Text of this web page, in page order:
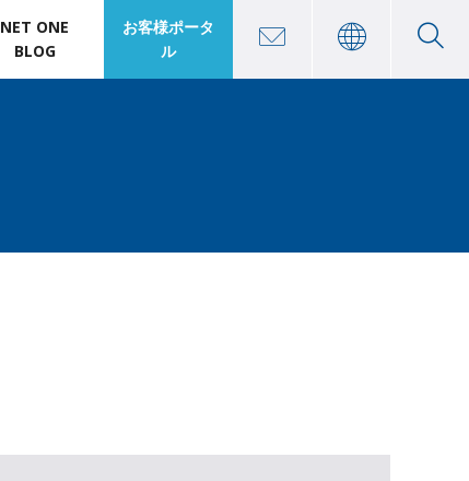
NET ONE
BLOG
お客様ポータ
ル